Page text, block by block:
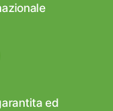
ed